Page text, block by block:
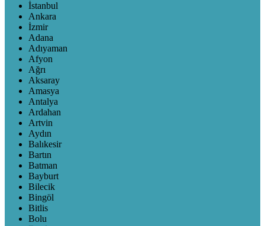
İstanbul
Ankara
İzmir
Adana
Adıyaman
Afyon
Ağrı
Aksaray
Amasya
Antalya
Ardahan
Artvin
Aydın
Balıkesir
Bartın
Batman
Bayburt
Bilecik
Bingöl
Bitlis
Bolu